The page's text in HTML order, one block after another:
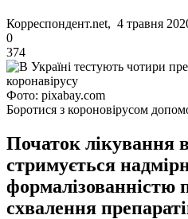
Корреспондент.net, 4 травня
0
374
Фото: pixabay.com
Боротися з короновірусом
Початок лікування
стримується
формалізованністю
схвалення